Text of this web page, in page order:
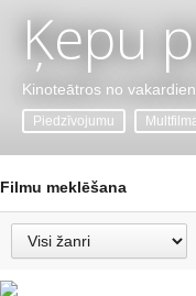
Ķepu
Kinoteātros no
Piedzīvojumu
Filmu meklēšana